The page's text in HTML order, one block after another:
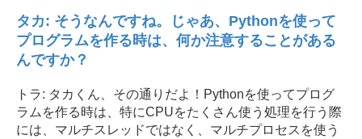
タカ: そうなんですね。じゃあ、Pythonを使って
プログラムを作る時は、何か注意することがある
んですか？
トラ: タカくん、その通りだよ！Pythonを使ってプログ
ラムを作る時は、特にCPUをたくさん使う処理を行う際
には、マルチスレッドではなく、マルチプロセスを使う